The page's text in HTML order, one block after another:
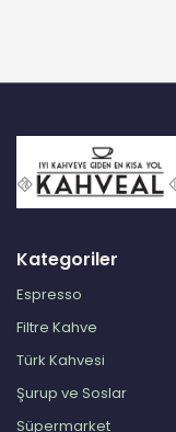
Kategoriler
Espresso
Filtre Kahve
Türk Kahvesi
Şurup ve Soslar
Süpermarket